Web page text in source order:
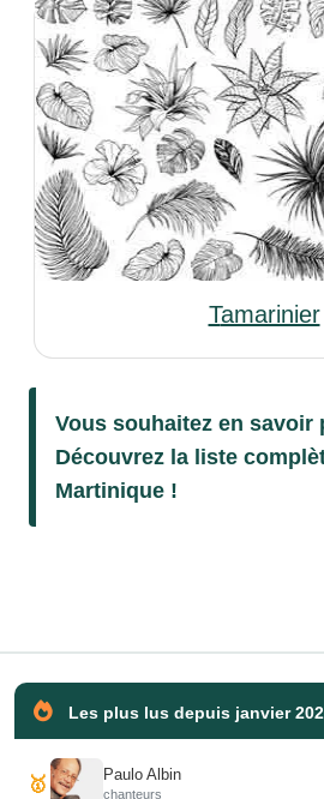
Tamarinier
Vous souhaitez en savoir
Découvrez la liste
Martinique !
Les plus lus depuis janvier
🥇 Paulo Albin
chanteurs